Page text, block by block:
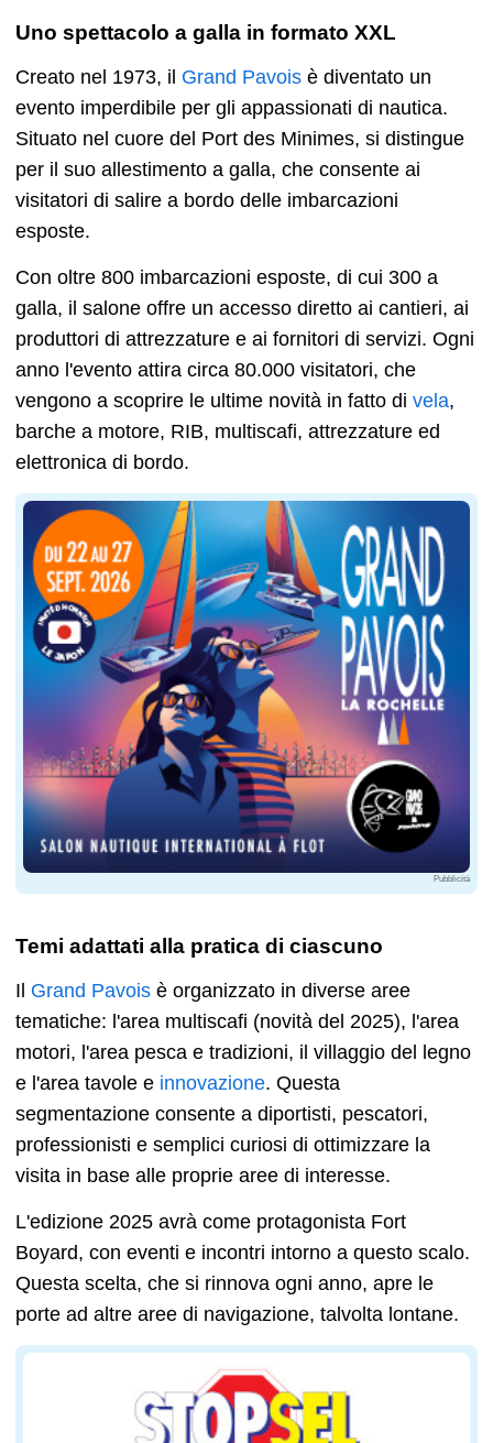
Uno spettacolo a galla in formato XXL
Creato nel 1973, il Grand Pavois è diventato un
evento imperdibile per gli appassionati di nautica.
Situato nel cuore del Port des Minimes, si distingue
per il suo allestimento a galla, che consente ai
visitatori di salire a bordo delle imbarcazioni
esposte.
Con oltre 800 imbarcazioni esposte, di cui 300 a
galla, il salone offre un accesso diretto ai cantieri, ai
produttori di attrezzature e ai fornitori di servizi. Ogni
anno l'evento attira circa 80.000 visitatori, che
vengono a scoprire le ultime novità in fatto di vela,
barche a motore, RIB, multiscafi, attrezzature ed
elettronica di bordo.
Pubblicità
Temi adattati alla pratica di ciascuno
Il Grand Pavois è organizzato in diverse aree
tematiche: l'area multiscafi (novità del 2025), l'area
motori, l'area pesca e tradizioni, il villaggio del legno
e l'area tavole e innovazione. Questa
segmentazione consente a diportisti, pescatori,
professionisti e semplici curiosi di ottimizzare la
visita in base alle proprie aree di interesse.
L'edizione 2025 avrà come protagonista Fort
Boyard, con eventi e incontri intorno a questo scalo.
Questa scelta, che si rinnova ogni anno, apre le
porte ad altre aree di navigazione, talvolta lontane.